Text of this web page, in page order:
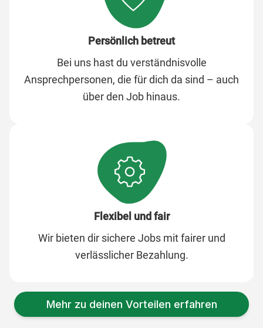
Persönlich betreut
Bei uns hast du verständnisvolle
Ansprechpersonen, die für dich da sind – auch
über den Job hinaus.
Flexibel und fair
Wir bieten dir sichere Jobs mit fairer und
verlässlicher Bezahlung.
Mehr zu deinen Vorteilen erfahren